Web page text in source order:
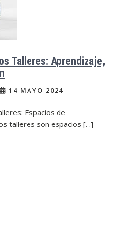
Talleres: Aprendizaje,
14 MAYO 2024
Espacios de
talleres son espacios […]